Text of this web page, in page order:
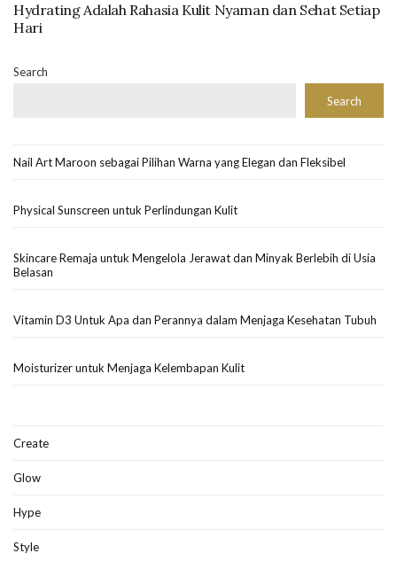
Hydrating Adalah Rahasia Kulit Nyaman dan Sehat Setiap
Hari
Search
Search
Nail Art Maroon sebagai Pilihan Warna yang Elegan dan Fleksibel
Physical Sunscreen untuk Perlindungan Kulit
Skincare Remaja untuk Mengelola Jerawat dan Minyak Berlebih di Usia
Belasan
Vitamin D3 Untuk Apa dan Perannya dalam Menjaga Kesehatan Tubuh
Moisturizer untuk Menjaga Kelembapan Kulit
Create
Glow
Hype
Style